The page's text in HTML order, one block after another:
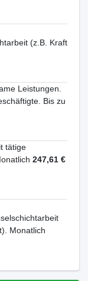
(z.B. Kraft
Leistungen.
Bis zu
tätige
247,61 €
Monatlich